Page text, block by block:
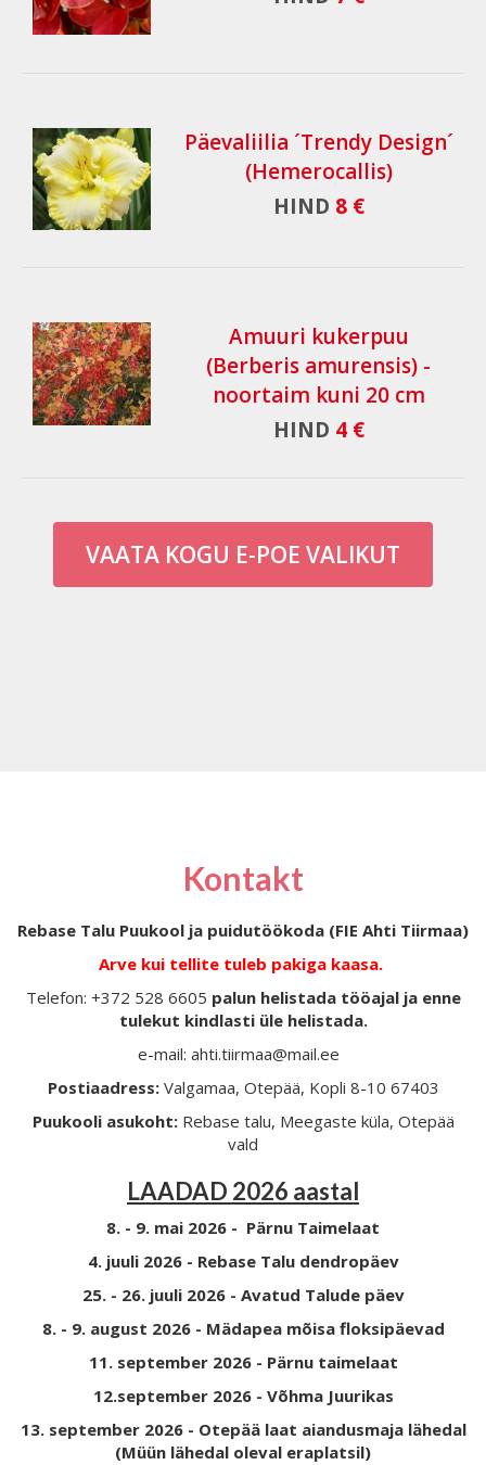
Päevaliilia ´Trendy Design´
(Hemerocallis)
HIND 8 €
Amuuri kukerpuu
(Berberis amurensis) -
noortaim kuni 20 cm
HIND 4 €
VAATA KOGU E-POE VALIKUT
Kontakt
Rebase Talu Puukool ja puidutöökoda (FIE Ahti Tiirmaa)
Arve kui tellite tuleb pakiga kaasa.
Telefon: +372 528 6605 palun helistada tööajal ja enne
tulekut kindlasti üle helistada.
e-mail: ahti.tiirmaa@mail.ee
Postiaadress: Valgamaa, Otepää, Kopli 8-10 67403
Puukooli asukoht: Rebase talu, Meegaste küla, Otepää
vald
LAADAD 2026 aastal
8. - 9. mai 2026 - Pärnu Taimelaat
4. juuli 2026 - Rebase Talu dendropäev
25. - 26. juuli 2026 - Avatud Talude päev
8. - 9. august 2026 - Mädapea mõisa floksipäevad
11. september 2026 - Pärnu taimelaat
12.september 2026 - Võhma Juurikas
13. september 2026 - Otepää laat aiandusmaja lähedal
(Müün lähedal oleval eraplatsil)